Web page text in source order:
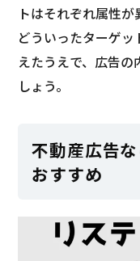
トはそれぞれ属性が
どういったターゲ
えたうえで、広告
しょう。
不動産広告
おすすめ